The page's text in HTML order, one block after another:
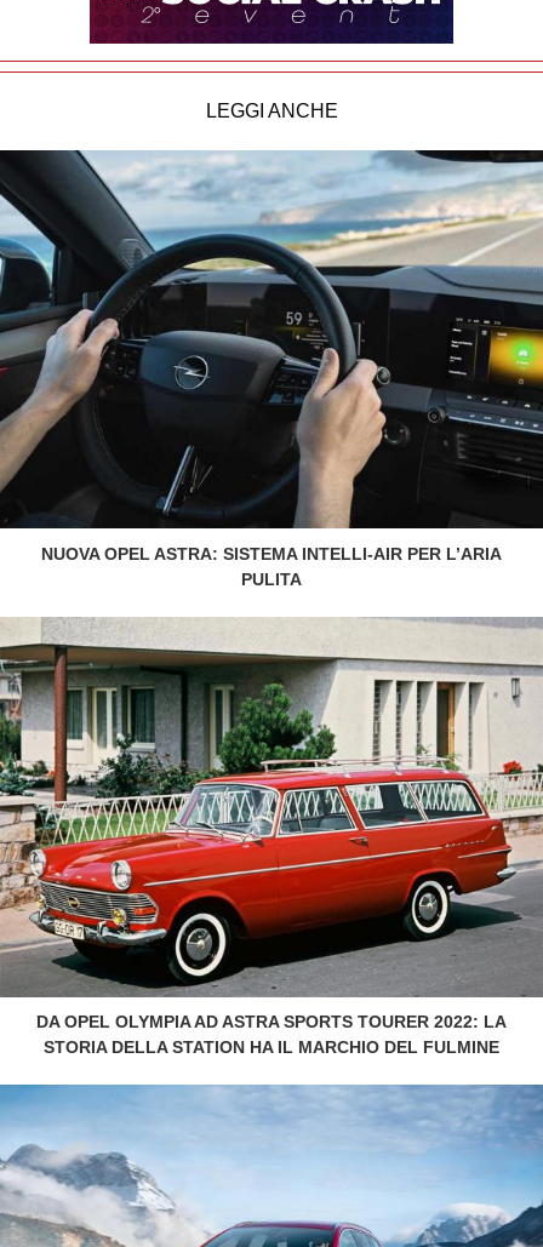
LEGGI ANCHE
NUOVA OPEL ASTRA: SISTEMA INTELLI-AIR PER L’ARIA
PULITA
DA OPEL OLYMPIA AD ASTRA SPORTS TOURER 2022: LA
STORIA DELLA STATION HA IL MARCHIO DEL FULMINE